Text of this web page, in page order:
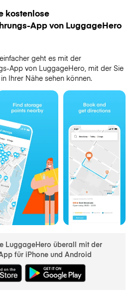
kostenlose
App von LuggageHero
geht es mit der
App von LuggageHero, mit der Sie
Ihrer Nähe sehen können.
LuggageHero überall mit der
für iPhone und Android